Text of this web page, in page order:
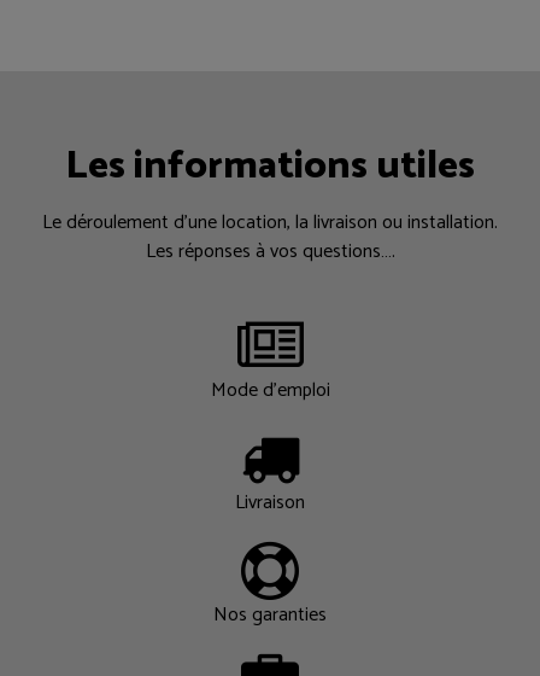
Les informations utiles
Le déroulement d’une location, la livraison ou installation.
Les réponses à vos questions….
Mode d'emploi
Livraison
Nos garanties